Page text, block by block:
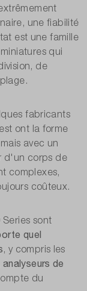
une fiabilité
est une famille
qui
de
fabricants
ont la forme
avec un
d'un corps de
complexes,
coûteux.
Series sont
quel
, y compris les
de
du